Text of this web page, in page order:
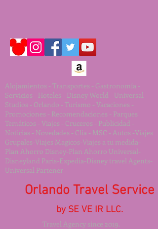
Alojamientos - Transportes - Gastronomía -
Servicios - Hoteles - Disney World - Universal
Studios - Orlando - Turismo - Vacaciones -
Promociones - Recomendaciones - Parques
Temáticos - Viajes - Cruceros - Publicidad -
Noticias - Novedades - Clia - MSC - Autos -Viajes
Grupales-Viajes Magicos-Viajes a tu medida-
Plan Ahorro Disney-Plan Ahorro Universal-
Disneyland Paris-Expedia-Disney travel Agents-
Universal Partener-
Orlando Travel Service
by SE VE IR LLC.
Travel Agency since 2019.